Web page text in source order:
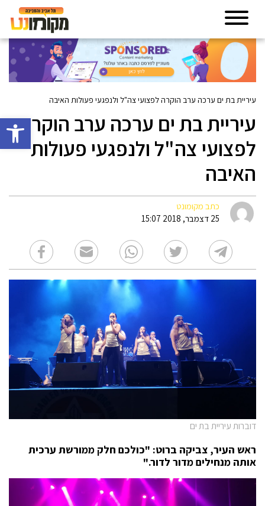
פתח
עיריית בת ים ערכה ערב הוקרה לפצועי צה"ל ולנפגעי פעולות האיבה
עיריית בת ים ערכה ערב הוקרה
לפצועי צה"ל ולנפגעי פעולות
האיבה
כתב מקומונט
25 דצמבר, 2018 15:07
דוברות עיריית בת ים
ראש העיר, צביקה ברוט: "כולכם חלק ממורשת ערכית
אותה מנחילים מדור לדור."